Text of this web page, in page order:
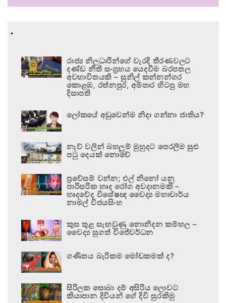
.
රාජ්‍ය නිලධාරීන්ගේ වැරදි තීරණවලට
දණ්ඩ නීති සංග්‍රහය යෙදවීම බරපතල
අවභාවිතයකි – සුනිල් කන්නන්ගර
කොළඹ, රත්නපුර, අම්පාර හිටපු මහ
දිසාපති
ලෝකයේ අඩුවෙන්ම නිදා ගන්නා ජාතිය?
නැව් වලින් බහලුම් මුහුදට පෙරලීම සුළු
පටු දෙයක් නොවේ
ප්‍රවේසම් වන්න; එල් නිනෝ යනු
පාරිසරික හෘද රෝග අවදානමකි –
හෘදවේද විශේෂඥ වෛද්‍ය මහාචාර්ය
නාමල් විජයසිංහ
කුස තුළ සැඟවුණු නොනිදන කම්හල –
වෛද්‍ය සුගත් විජේවර්ධන
ගණිතය බැරිකම මෝඩකමක් ද?
සිරිලක සොබා දම් අසිරිය ලොවට
කියාපාන දිවියන් ගේ දිවි සුරකිමු